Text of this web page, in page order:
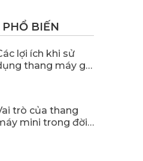
BIẾN
lợi ích khi sử
thang máy gia
trò của thang
mini trong đời